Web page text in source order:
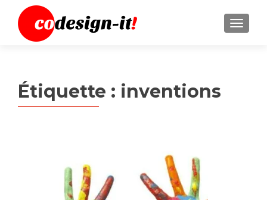
MENU
Étiquette : inventions